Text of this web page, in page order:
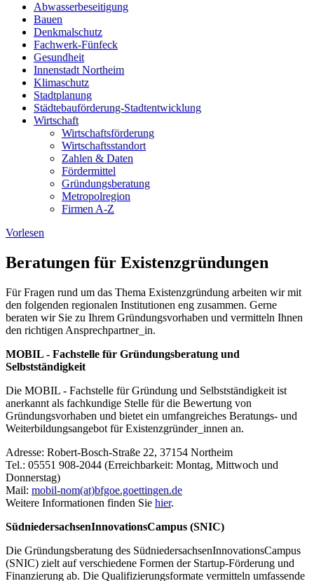
Abwasserbeseitigung
Bauen
Denkmalschutz
Fachwerk-Fünfeck
Gesundheit
Innenstadt Northeim
Klimaschutz
Stadtplanung
Städtebauförderung-Stadtentwicklung
Wirtschaft
Wirtschaftsförderung
Wirtschaftsstandort
Zahlen & Daten
Fördermittel
Gründungsberatung
Metropolregion
Firmen A-Z
Vorlesen
Beratungen für Existenzgründungen
Für Fragen rund um das Thema Existenzgründung arbeiten wir mit
den folgenden regionalen Institutionen eng zusammen. Gerne
beraten wir Sie zu Ihrem Gründungsvorhaben und vermitteln Ihnen
den richtigen Ansprechpartner_in.
MOBIL - Fachstelle für Gründungsberatung und
Selbstständigkeit
Die MOBIL - Fachstelle für Gründung und Selbstständigkeit ist
anerkannt als fachkundige Stelle für die Bewertung von
Gründungsvorhaben und bietet ein umfangreiches Beratungs- und
Weiterbildungsangebot für Existenzgründer_innen an.
Adresse: Robert-Bosch-Straße 22, 37154 Northeim
Tel.: 05551 908-2044 (Erreichbarkeit: Montag, Mittwoch und
Donnerstag)
Mail: mobil-nom(at)bfgoe.goettingen.de
Weitere Informationen finden Sie hier.
SüdniedersachsenInnovationsCampus (SNIC)
Die Gründungsberatung des SüdniedersachsenInnovationsCampus
(SNIC) zielt auf verschiedene Formen der Startup-Förderung und
Finanzierung ab. Die Qualifizierungsformate vermitteln umfassende